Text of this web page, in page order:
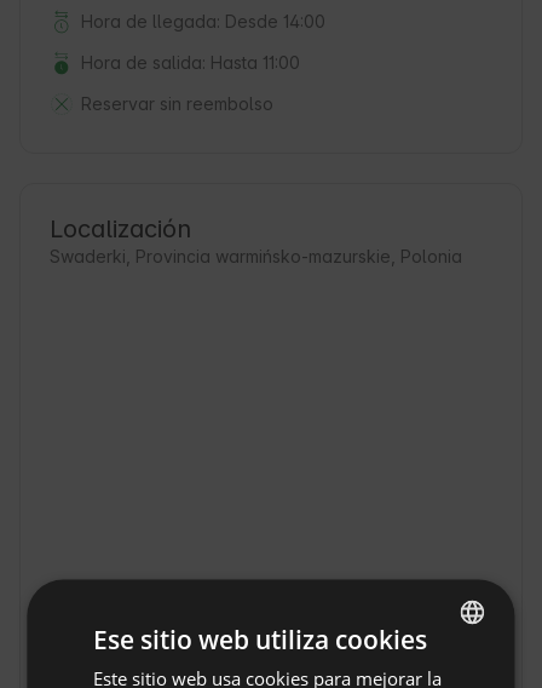
Hora de llegada: Desde 14:00
Hora de salida: Hasta 11:00
Reservar sin reembolso
Localización
Swaderki, Provincia warmińsko-mazurskie, Polonia
Caravana Juliana
Glamping Mazury en
Mostrar original
ENGLISH
Ese sitio web utiliza cookies
Este sitio web usa cookies para mejorar la